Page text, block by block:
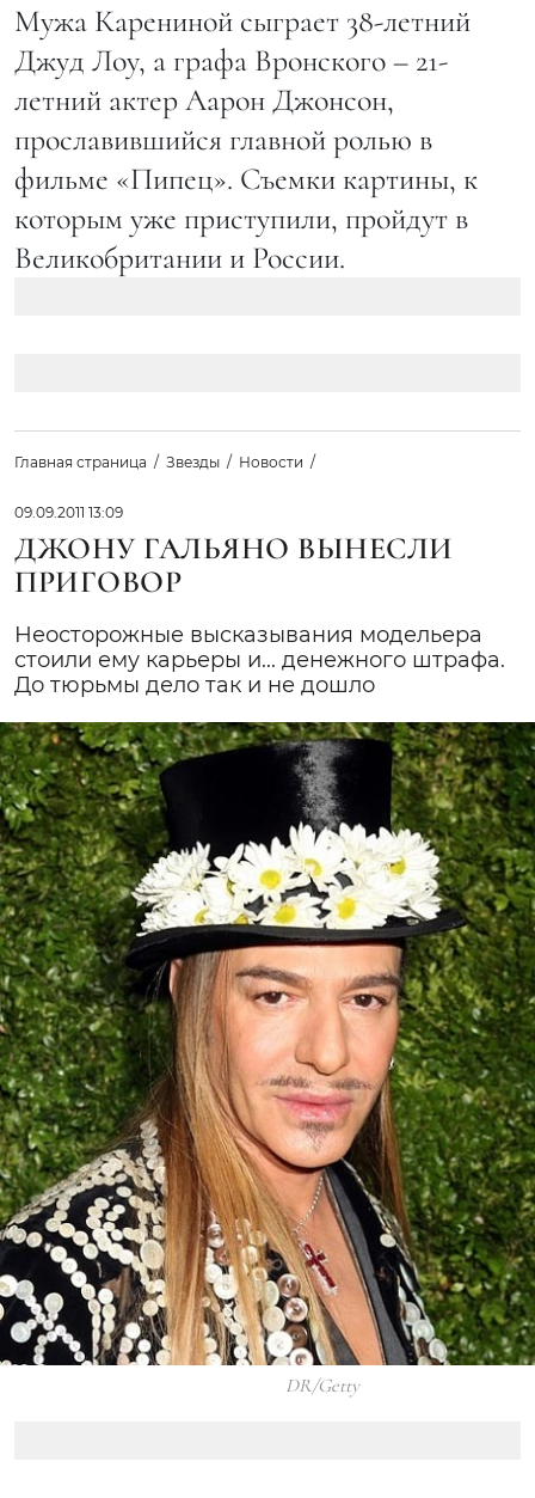
Мужа Карениной сыграет 38-летний
Джуд Лоу, а графа Вронского – 21-
летний актер Аарон Джонсон,
прославившийся главной ролью в
фильме «Пипец». Съемки картины, к
которым уже приступили, пройдут в
Великобритании и России.
Главная страница Звезды Новости
09.09.2011 13:09
ДЖОНУ ГАЛЬЯНО ВЫНЕСЛИ
ПРИГОВОР
Неосторожные высказывания модельера
стоили ему карьеры и... денежного штрафа.
До тюрьмы дело так и не дошло
DR/Getty